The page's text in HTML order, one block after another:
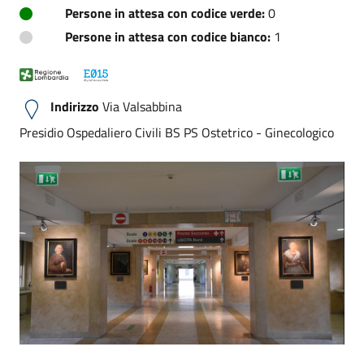
Persone in attesa con codice verde:0
Persone in attesa con codice bianco: 1
Indirizzo Via Valsabbina
Presidio Ospedaliero Civili BS PS Ostetrico - Ginecologico